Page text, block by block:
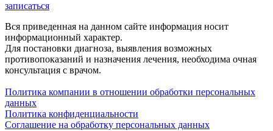
записаться
Вся приведенная на данном сайте информация носит
информационный характер.
Для постановки диагноза, выявления возможных
противопоказаний и назначения лечения, необходима очная
консультация с врачом.
Политика компании в отношении обработки персональных
данных
Политика конфиденциальности
Соглашение на обработку персональных данных